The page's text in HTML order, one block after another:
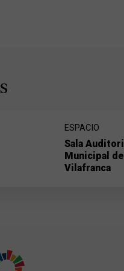
ESPACIO
Sala Auditori
Municipal de
Vilafranca